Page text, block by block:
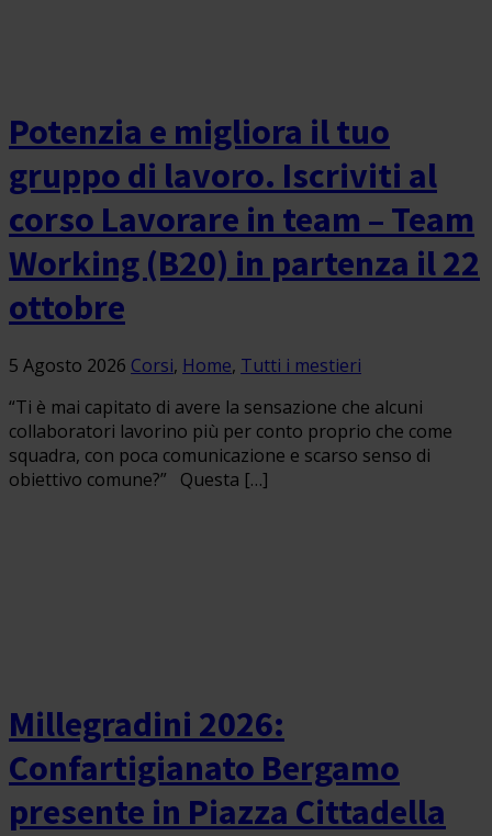
Potenzia e migliora il tuo
gruppo di lavoro. Iscriviti al
corso Lavorare in team – Team
Working (B20) in partenza il 22
ottobre
5 Agosto 2026 Corsi, Home, Tutti i mestieri
“Ti è mai capitato di avere la sensazione che alcuni
collaboratori lavorino più per conto proprio che come
squadra, con poca comunicazione e scarso senso di
obiettivo comune?” Questa […]
Millegradini 2026:
Confartigianato Bergamo
presente in Piazza Cittadella